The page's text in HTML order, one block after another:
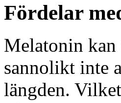
Fördelar
Melatonin kan
sannolikt inte
längden.